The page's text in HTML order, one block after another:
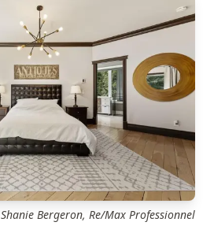
Shanie Bergeron, Re/Max Professionnel